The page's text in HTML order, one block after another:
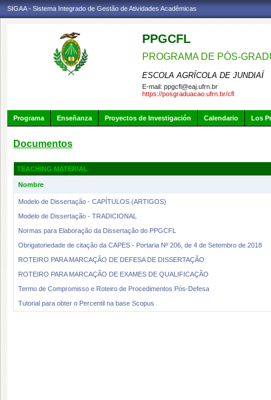
SIGAA - Sistema Integrado de Gestão de Atividades Acadêmicas
PPGCFL
PROGRAMA DE PÓS-
ESCOLA AGRÍCOLA DE JUNDIAÍ
E-mail: ppgcfl@eaj.ufrn.br
https://posgraduacao.ufrn.br/cfl
Programa Enseñanza Proyectos de Investigación Calendario Los
Documentos
TEACHING MATERIAL
Nombre
Modelo de Dissertação - CAPÍTULOS (ARTIGOS)
Modelo de Dissertação - TRADICIONAL
Normas para Elaboração da Dissertação do PPGCFL
Obrigatoriedade de citação da CAPES - Portaria Nº 206, de 4 de Setembro de 2018
ROTEIRO PARA MARCAÇÃO DE DEFESA DE DISSERTAÇÃO
ROTEIRO PARA MARCAÇÃO DE EXAMES DE QUALIFICAÇÃO
Termo de Compromisso e Roteiro de Procedimentos Pós-Defesa
Tutorial para obter o Percentil na base Scopus